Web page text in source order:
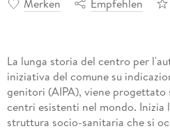
Merken Empfehlen
La lunga storia del centro per
iniziativa del comune su
genitori (AIPA), viene
centri esistenti nel mondo. Inizia
struttura socio-sanitaria che si